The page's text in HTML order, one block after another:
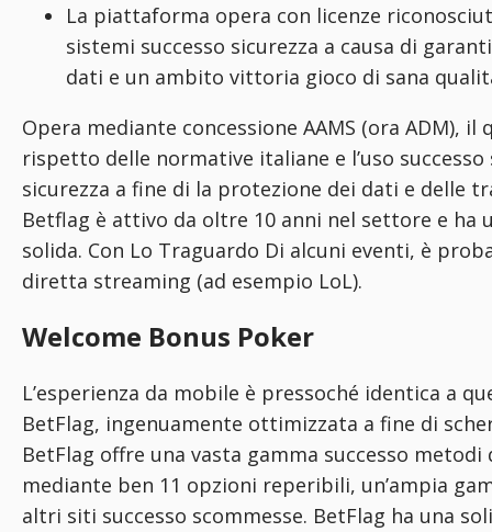
La piattaforma opera con licenze
sistemi successo sicurezza a causa di
dati e un ambito vittoria gioco di sana
Opera mediante concessione AAMS (ora ADM), il
rispetto delle normative italiane e l’uso
sicurezza a fine di la protezione dei dati e delle
Betflag è attivo da oltre 10 anni nel settore e ha
solida. Con Lo Traguardo Di alcuni eventi, è
diretta streaming (ad esempio LoL).
Welcome Bonus Poker
L’esperienza da mobile è pressoché identica a
BetFlag, ingenuamente ottimizzata a fine di
BetFlag offre una vasta gamma successo
mediante ben 11 opzioni reperibili, un’ampia
altri siti successo scommesse. BetFlag ha una